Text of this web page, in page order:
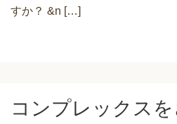
すか？ &n […]
コンプレックス